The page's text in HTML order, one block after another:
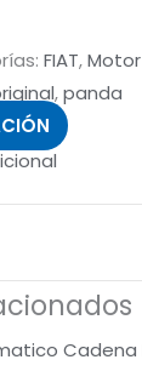
FIAT,Motor
,panda